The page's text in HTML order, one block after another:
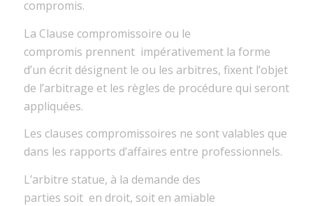
compromis.
La Clause compromissoire ou le
compromis prennent impérativementla forme
d’un écrit désignentle ou les arbitres, fixentl’objet
de l’arbitrage et les règles de procédure qui seront
appliquées.
Les clauses compromissoires ne sont valables que
dans les rapports d’affaires entre professionnels.
L’arbitre statue, à la demande des
parties soit en droit, soit en amiable